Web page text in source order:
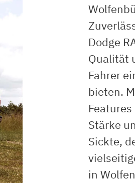
Dodge
Qualität
Fahrer
bieten.
Stärke
Sickte,
in